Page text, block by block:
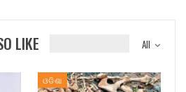
All
LIKE
ଓଡିଶା